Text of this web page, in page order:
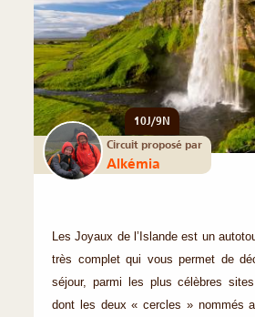
10J/9N
Circuit proposé par
Alkémia
Les Joyaux de l’Islande est un
très complet qui vous permet de
séjour, parmi les plus célèbres sites
dont les deux « cercles » nommés